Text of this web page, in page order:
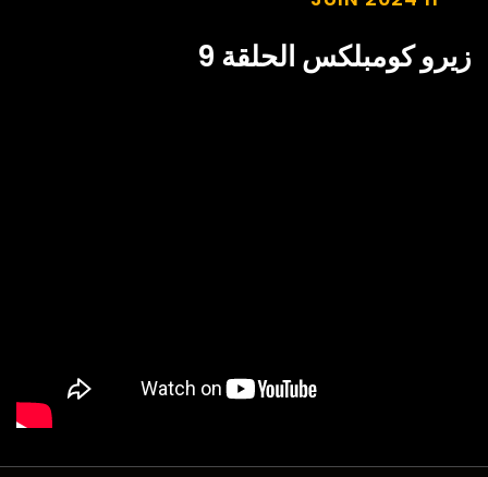
زيرو كومبلكس الحلقة 9